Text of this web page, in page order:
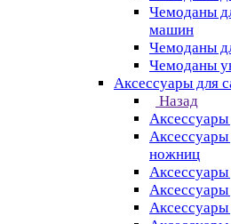
Чемоданы
машин
Чемоданы
Чемоданы
Аксессуары для
Назад
Аксессуары
ножниц
Аксессуары
Аксессуары
Аксессуары